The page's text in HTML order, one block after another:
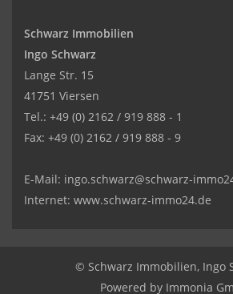
Schwarz Immobilien
Ingo Schwarz
Lange Str. 15
41751 Viersen
Tel.: +49 (0) 2162 / 919 888 - 1
Fax: +49 (0) 2162 / 919 888 - 9
E-Mail: ingo.schwarz@schwarz-
Internet: www.schwarz-immo24.de
© Schwarz Immobilien, Ingo
Powered by Immonia
SCHWARZ
GUT
214